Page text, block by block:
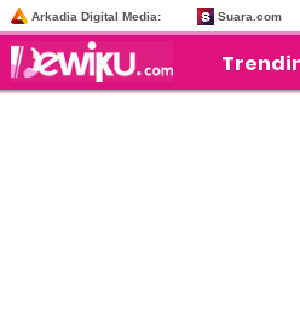
Arkadia Digital Media: Suara.com